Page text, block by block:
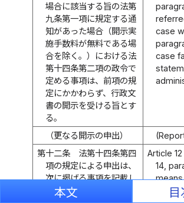
場合に該当する旨の法第
九条第一項に規定する通
知があった場合（開示実
施手数料が無料である場
合を除く。）における法
第十四条第二項の政令で
定める事項は、前項の規
定にかかわらず、行政文
書の開示を受ける旨とす
る。
case
case
（更なる開示の申出）
第十二条
法第十四条第四
項の規定による申出は、
次に掲げる事項を記載し
た書面により行わなけれ
Article 12
14,
本文